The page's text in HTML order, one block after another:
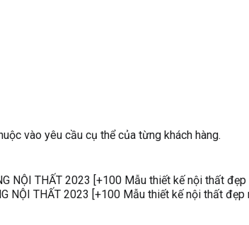
vào yêu cầu cụ thể của từng khách hàng.
NỘI THẤT 2023 [+100 Mẫu thiết kế nội thất đẹp